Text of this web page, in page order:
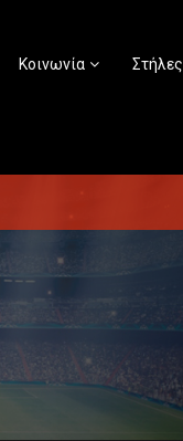
Κοινωνία Στήλες